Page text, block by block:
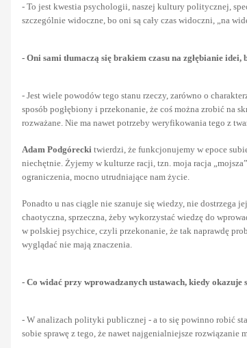
- To jest kwestia psychologii, naszej kultury politycznej,
szczególnie widoczne, bo oni są cały czas widoczni, „na
- Oni sami tłumaczą się brakiem czasu na zgłębianie idei,
- Jest wiele powodów tego stanu rzeczy, zarówno o
sposób pogłębiony i przekonanie, że coś można zrobić na
rozważane. Nie ma nawet potrzeby weryfikowania tego z
Adam Podgórecki twierdzi, że funkcjonujemy w epoce
niechętnie. Żyjemy w kulturze racji, tzn. moja racja
ograniczenia, mocno utrudniające nam życie.
Ponadto u nas ciągle nie szanuje się wiedzy, nie dostrzega
chaotyczna, sprzeczna, żeby wykorzystać wiedzę do
w polskiej psychice, czyli przekonanie, że tak naprawdę
wyglądać nie mają znaczenia.
- Co widać przy wprowadzanych ustawach, kiedy
- W analizach polityki publicznej - a to się powinno robić
sobie sprawę z tego, że nawet najgenialniejsze rozwiązanie